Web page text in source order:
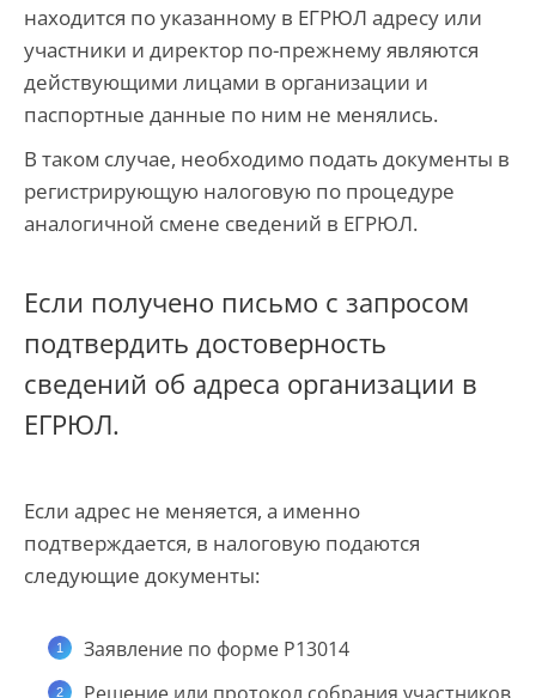
находится по указанному в ЕГРЮЛ адресу или
участники и директор по-прежнему являются
действующими лицами в организации и
паспортные данные по ним не менялись.
В таком случае, необходимо подать документы в
регистрирующую налоговую по процедуре
аналогичной смене сведений в ЕГРЮЛ.
Если получено письмо с запросом
подтвердить достоверность
сведений об адреса организации в
ЕГРЮЛ.
Если адрес не меняется, а именно
подтверждается, в налоговую подаются
следующие документы:
Заявление по форме Р13014